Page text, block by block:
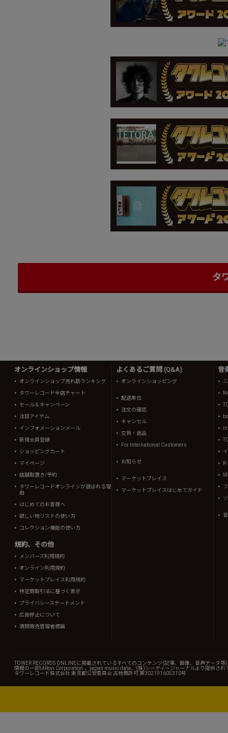
タ
オンラインショップ情報
オンラインショップ売れ筋ランキング
タワーレコード全店チャート
セール＆キャンペーン
注目アイテム
インフォメーションメール
新規会員登録
ショッピングカート
マイページ
店舗取置き/予約
タワーレコードオンラインが選ばれる理
由
はじめてのお客様へ
欲しい物リストの使い方
コレクション機能の使い方
規約、その他
メンバーズ利用規約
オンライン利用規約
マーケットプレイス利用規約
特定商取引法に基づく表示
プライバシーステートメント
広告停止について
酒類販売管理者標識
よくあるご質問 (Q&A)
オンラインショッピング
配送単位
注文の確認
キャンセル
交換・返品
For International Customers
お知らせ
マーケットプレイス
マーケットプレイスはじめてガイド
音
TOWER RECORDS ONLINEに掲載されているすべてのコンテンツ(記事、画像、音声データ
情報の一部はRovi Corporation.、japan music data、(株)シーディージャーナルより提供され
タワーレコード株式会社 東京都公安委員会 古物商許可 第302191605310号